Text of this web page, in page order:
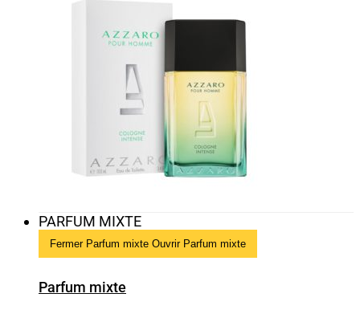
PARFUM MIXTE
Fermer Parfum mixte Ouvrir Parfum mixte
Parfum mixte